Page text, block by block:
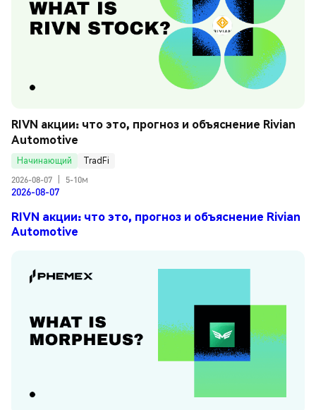
RIVN акции: что это, прогноз и объяснение Rivian
Automotive
Начинающий
TradFi
2026-08-07
5-10м
2026-08-07
RIVN акции: что это, прогноз и объяснение Rivian
Automotive